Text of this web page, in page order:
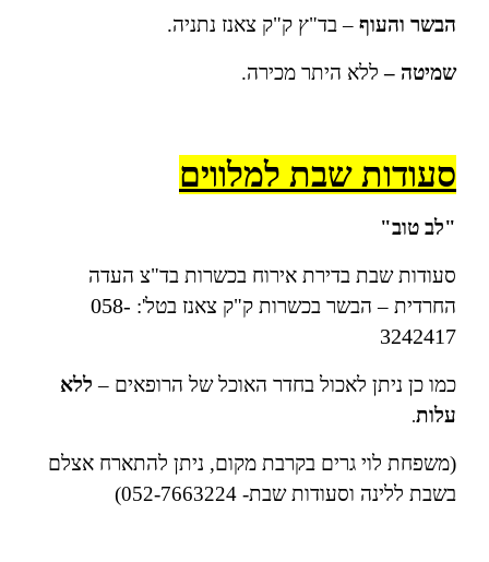
הבשר והעוף– בד"ץ ק"ק צאנז נתניה.
שמיטה – ללא היתר מכירה.
סעודות שבת למלווים
"לב טוב"
סעודות שבת בדירת אירוח בכשרות בד"צ העדה
החרדית – הבשר בכשרות ק"ק צאנז בטל': 058-
3242417
כמו כן ניתן לאכול בחדר האוכל של הרופאים – ללא
עלות.
(משפחת לוי גרים בקרבת מקום, ניתן להתארח אצלם
בשבת ללינה וסעודות שבת- 052-7663224)